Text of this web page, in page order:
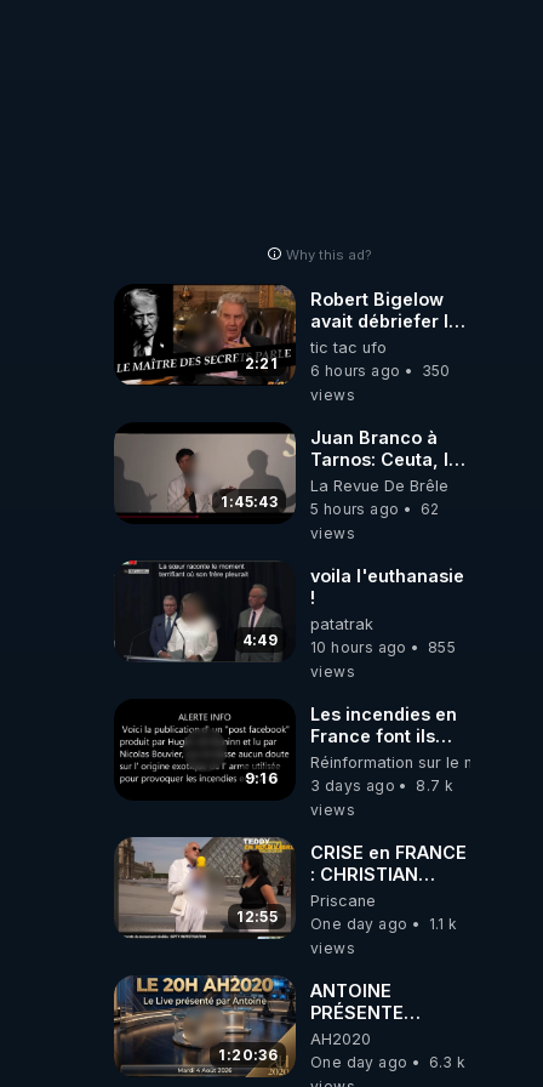
Why this ad?
2:21
Robert Bigelow
avait débriefer le
pédophile
génocidaire de
donald j trump
tic tac ufo
6 hours ago
350
views
1:45:43
Juan Branco à
Tarnos: Ceuta, le
narcotrafic et le
pouvoir en France
La Revue De Brêle
5 hours ago
62
views
4:49
voila l'euthanasie
!
patatrak
10 hours ago
855
views
9:16
Les incendies en
France font ils
partie d' un plan
qui aurait débuté
le 11 septembre
Réinformation sur le monde
3 days ago
8.7 k
views
12:55
CRISE en FRANCE
: CHRISTIAN
COTTEN FAIT une
étrange
découverte
Priscane
One day ago
1.1 k
views
1:20:36
ANTOINE
PRÉSENTE
AH2020 LE LIVE
20H ***DU
04/08/2026***
AH2020
One day ago
6.3 k